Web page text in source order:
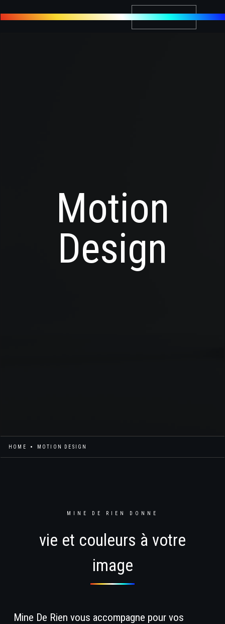
MDR
Motion
Design
HOME MOTION DESIGN
MINE DE RIEN DONNE
vie et couleurs à votre
image
Mine De Rien vous accompagne pour vos